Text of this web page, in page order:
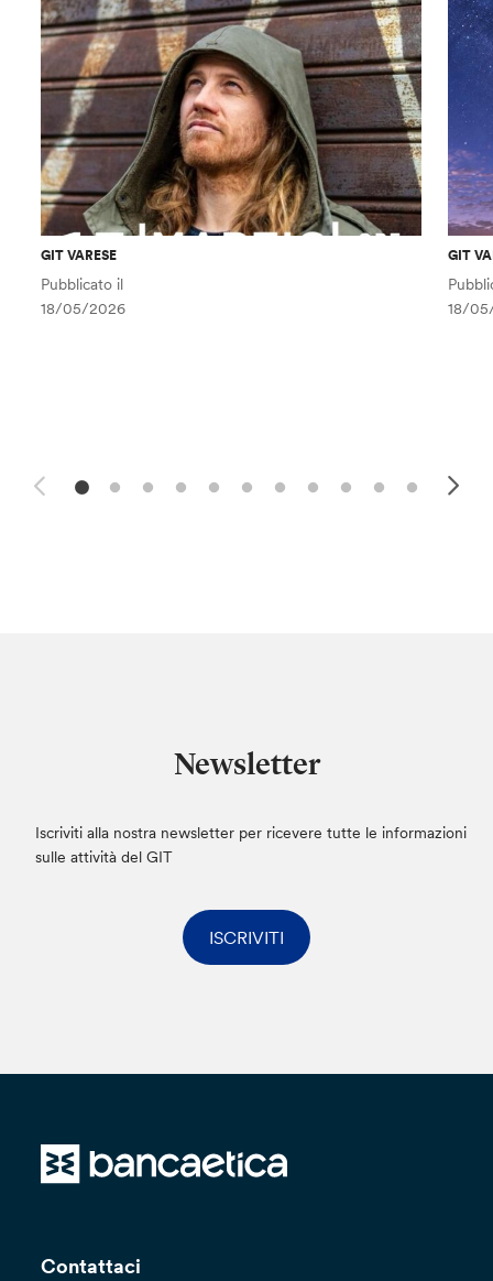
GIT VARESE
Pubblicato il
18/05/2026
GIT
18/
Newsletter
Iscriviti alla nostra newsletter per ricevere tutte le informazioni
sulle attività del GIT
ISCRIVITI
Contattaci